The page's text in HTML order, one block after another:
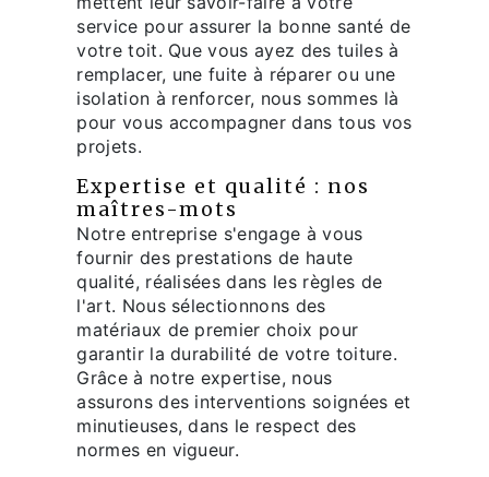
service pour assurer la bonne santé de
votre toit. Que vous ayez des tuiles à
remplacer, une fuite à réparer ou une
isolation à renforcer, nous sommes là
pour vous accompagner dans tous vos
projets.
Expertise et qualité : nos
maîtres-mots
Notre entreprise s'engage à vous
fournir des prestations de haute
qualité, réalisées dans les règles de
l'art. Nous sélectionnons des
matériaux de premier choix pour
garantir la durabilité de votre toiture.
Grâce à notre expertise, nous
assurons des interventions soignées et
minutieuses, dans le respect des
normes en vigueur.